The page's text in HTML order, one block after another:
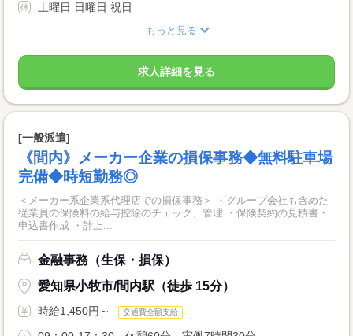
土曜日 日曜日 祝日
もっと見る
求人詳細を見る
[一般派遣]
《間内》メーカー企業の損保事務◆無料駐車場
完備◆時短勤務◎
＜メーカー系企業系代理店での損保事務＞ ・グループ会社も含めた
従業員の保険料の給与控除のチェック、管理 ・保険契約の見積書・
申込書作成 ・計上...
金融事務（生保・損保）
愛知県小牧市/間内駅（徒歩 15分）
時給1,450円～ 交通費全額支給